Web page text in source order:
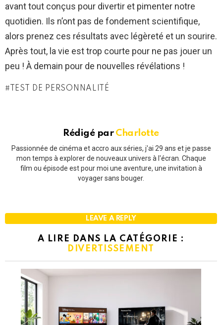
avant tout conçus pour divertir et pimenter notre
quotidien. Ils n’ont pas de fondement scientifique,
alors prenez ces résultats avec légèreté et un sourire.
Après tout, la vie est trop courte pour ne pas jouer un
peu ! À demain pour de nouvelles révélations !
TEST DE PERSONNALITÉ
Rédigé par Charlotte
Passionnée de cinéma et accro aux séries, j'ai 29 ans et je passe
mon temps à explorer de nouveaux univers à l'écran. Chaque
film ou épisode est pour moi une aventure, une invitation à
voyager sans bouger.
LEAVE A REPLY
A LIRE DANS LA CATÉGORIE :
DIVERTISSEMENT